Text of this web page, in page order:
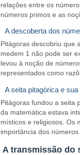
relações entre os
números primos e as
A descoberta dos
Pitágoras descobriu que
medem 1 não pode ser
levou à noção de
representados como
A seita pitagórica e sua
Pitágoras fundou a seita
da matemática estava
místicos e religiosos. Os
importância dos
A transmissão do